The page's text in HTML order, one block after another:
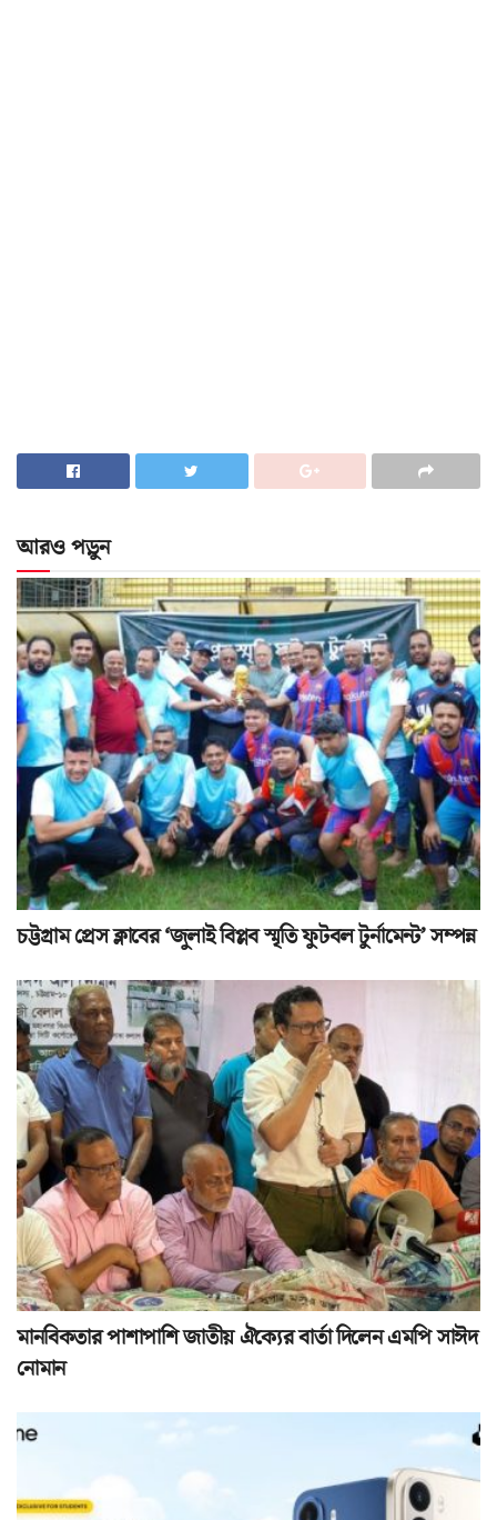
আরও পড়ুন
চট্টগ্রাম প্রেস ক্লাবের ‘জুলাই বিপ্লব স্মৃতি ফুটবল টুর্নামেন্ট’ সম্পন্ন
মানবিকতার পাশাপাশি জাতীয় ঐক্যের বার্তা দিলেন এমপি সাঈদ
নোমান